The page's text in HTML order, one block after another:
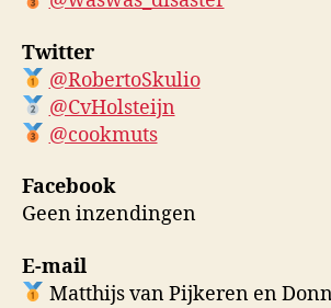
Twitter
@RobertoSkulio
@CvHolsteijn
@cookmuts
Facebook
Geen inzendingen
E-mail
Matthijs van Pijkeren en